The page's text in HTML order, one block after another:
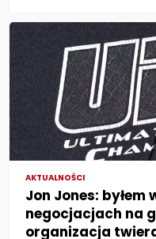
AKTUALNOŚCI
Jon Jones:
negocjacjach na
organizacja